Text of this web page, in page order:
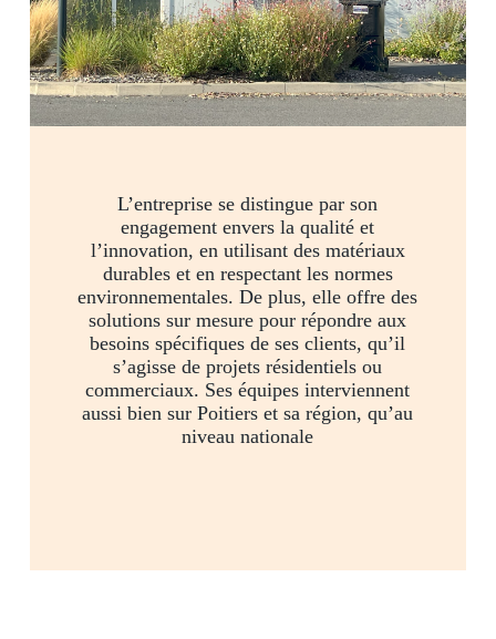
L’entreprise se distingue par son
engagement envers la qualité et
l’innovation, en utilisant des matériaux
durables et en respectant les normes
environnementales. De plus, elle offre des
solutions sur mesure pour répondre aux
besoins spécifiques de ses clients, qu’il
s’agisse de projets résidentiels ou
commerciaux. Ses équipes interviennent
aussi bien sur Poitiers et sa région, qu’au
niveau nationale